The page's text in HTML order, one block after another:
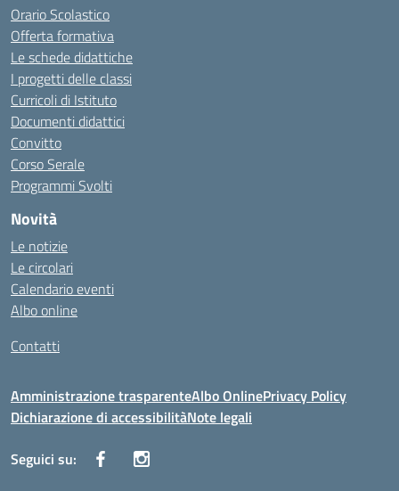
Orario Scolastico
Offerta formativa
Le schede didattiche
I progetti delle classi
Curricoli di Istituto
Documenti didattici
Convitto
Corso Serale
Programmi Svolti
Novità
Le notizie
Le circolari
Calendario eventi
Albo online
Contatti
Amministrazione trasparenteAlbo OnlinePrivacy Policy
Dichiarazione di accessibilitàNote legali
Seguici su: